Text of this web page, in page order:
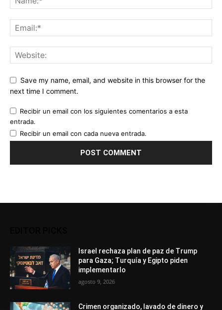
Save my name, email, and website in this browser for the
next time I comment.
Recibir un email con los siguientes comentarios a esta
entrada.
Recibir un email con cada nueva entrada.
Israel rechaza plan de paz de Trump
para Gaza; Turquía y Egipto piden
implementarlo
agosto 9, 2026
Crimen organizado, lavado de dinero y